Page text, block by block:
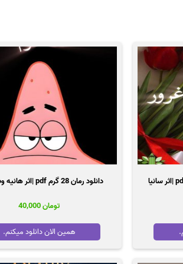
دانلود رمان 28 گرم pdf |اثر هانیه وطن خواه
تومان
همین الان دانلود میکنم.